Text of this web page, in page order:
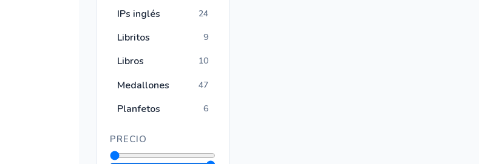
IPs inglés 24
Libritos 9
Libros 10
Medallones 47
Planfetos 6
PRECIO